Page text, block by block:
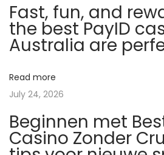
o
r
m
n
c
a
v
Fast, fun, and
the best PayID
Australia are
Read more
July 24, 2026
Beginnen met
Casino Zonder